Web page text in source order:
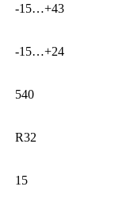
-15…+43
-15…+24
540
R32
15